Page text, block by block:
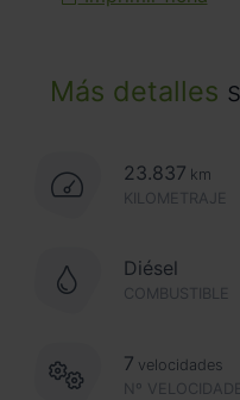
Más detalles
23.837 km
KILOMETRAJE
Diésel
COMBUSTIBLE
Nº
7 velocidades